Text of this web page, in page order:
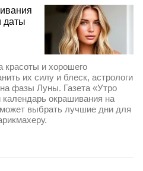
даты
и хорошего
их силу и блеск, астрологи
фазы Луны. Газета «Утро
окрашивания на
выбрать лучшие дни для